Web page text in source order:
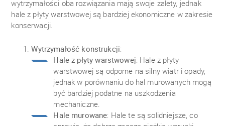
wytrzymałości oba rozwiązania mają swoje zalety, jednak
hale z płyty warstwowej są bardziej ekonomiczne w zakresie
konserwacji.
Wytrzymałość konstrukcji:
Hale z płyty warstwowej: Hale z płyty
warstwowej są odporne na silny wiatr i opady,
jednak w porównaniu do hal murowanych mogą
być bardziej podatne na uszkodzenia
mechaniczne.
Hale murowane: Hale te są solidniejsze, co